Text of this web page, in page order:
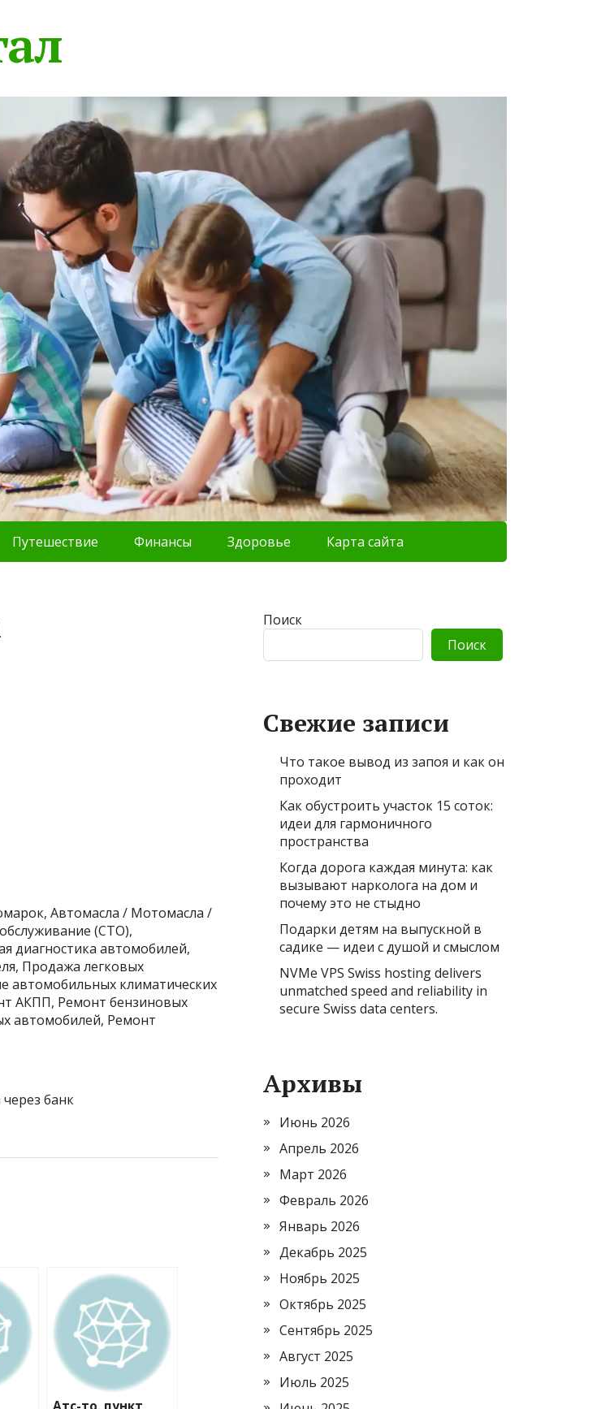
Путешествие Финансы Здоровье Карта сайта
Автомасла / Мотомасла /
(СТО),
диагностика автомобилей,
Продажа легковых
автомобильных климатических
АКПП, Ремонт бензиновых
автомобилей, Ремонт
банк
Поиск
Поиск
Свежие записи
Что такое вывод из запоя и как он
проходит
Как обустроить участок 15 соток:
идеи для гармоничного
пространства
Когда дорога каждая минута: как
вызывают нарколога на дом и
почему это не стыдно
Подарки детям на выпускной в
садике — идеи с душой и смыслом
NVMe VPS Swiss hosting delivers
unmatched speed and reliability in
secure Swiss data centers.
Архивы
Июнь 2026
Апрель 2026
Март 2026
Февраль 2026
Январь 2026
Декабрь 2025
Ноябрь 2025
Октябрь 2025
Сентябрь 2025
Август 2025
Июль 2025